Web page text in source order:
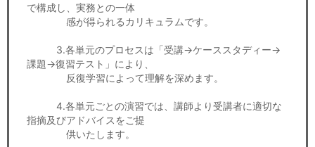
で構成し、実務との一体
感が得られるカリキュラムです。
3.各単元のプロセスは「受講→ケーススタディー→
課題→復習テスト」により、
反復学習によって理解を深めます。
4.各単元ごとの演習では、講師より受講者に適切な
指摘及びアドバイスをご提
供いたします。